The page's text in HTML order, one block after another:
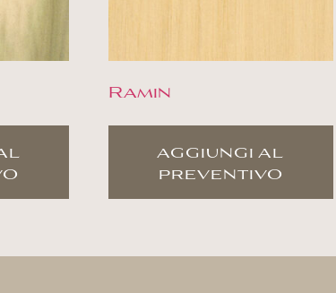
Ramin
aggiungi al
preventivo